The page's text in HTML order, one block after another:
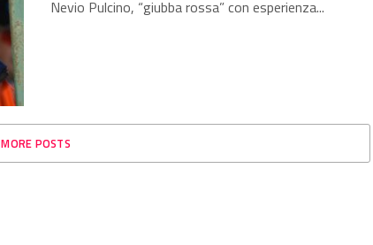
Nevio Pulcino, “giubba rossa” con esperienza...
MORE POSTS